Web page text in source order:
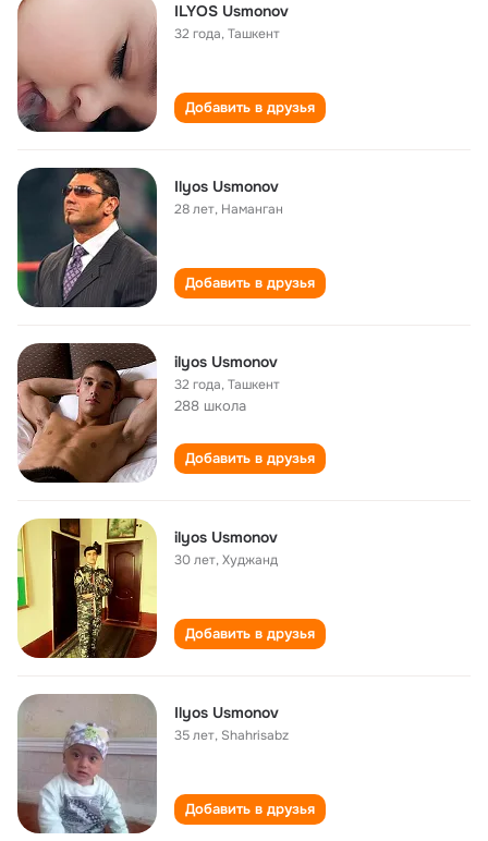
ILYOS Usmonov
32 года,Ташкент
Добавить в друзья
Ilyos Usmonov
28 лет, Наманган
Добавить в друзья
ilyos Usmonov
32 года,Ташкент
288 школа
Добавить в друзья
ilyos Usmonov
30 лет,Худжанд
Добавить в друзья
Ilyos Usmonov
35 лет, Shahrisabz
Добавить в друзья